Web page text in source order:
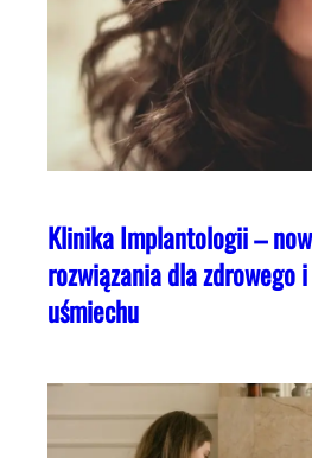
Klinika Implantologii –
rozwiązania dla zdrowego
uśmiechu